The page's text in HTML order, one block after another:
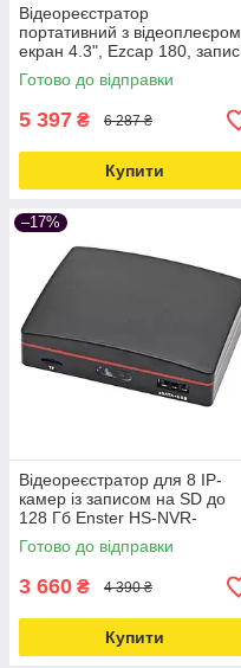
Відеореєстратор
портативний з відеоплеєром,
екран 4.3", Ezcap 180, запис
720P, SD 256Гб Love&Life -
online-multimarket-
Готово до відправки
5 397 ₴ 6 287 ₴
Купити
–17%
Відеореєстратор для 8 IP-
камер із записом на SD до
128 Гб Enster HS-NVR-
2608MN Love&Life -online-
multimarket-
Готово до відправки
3 660 ₴ 4 390 ₴
Купити